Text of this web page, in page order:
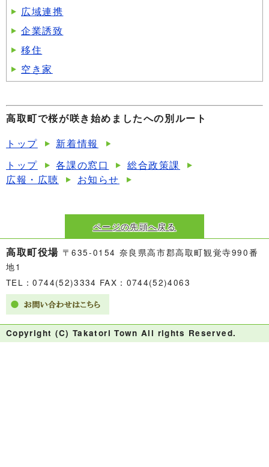
広域連携
企業誘致
移住
空き家
高取町で桜が咲き始めましたへの別ルート
トップ
新着情報
トップ
各課の窓口
総合政策課
広報・広聴
お知らせ
ページの先頭へ戻る
高取町役場 〒635-0154 奈良県高市郡高取町観覚寺990番
地1
TEL：0744(52)3334 FAX：0744(52)4063
Copyright (C) Takatori Town All rights Reserved.